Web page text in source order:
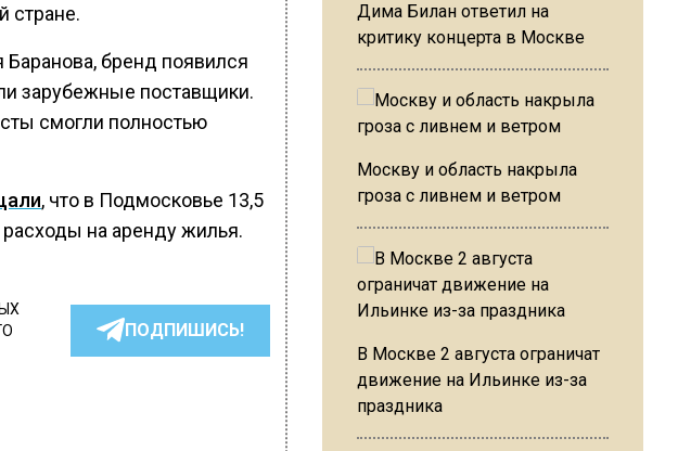
стране.
бренд появился
зарубежные поставщики.
смогли полностью
, что в Подмосковье 13,5
на аренду жилья.
ПОДПИШИСЬ!
Дима Билан ответил на
критику концерта в Москве
Москву и область накрыла
гроза с ливнем и ветром
В Москве 2 августа ограничат
движение на Ильинке из-за
праздника